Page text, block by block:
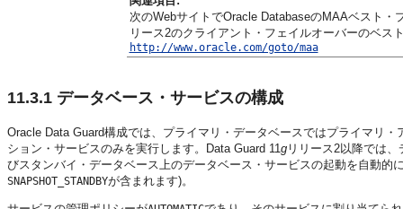
次のWebサイトでOracle DatabaseのMAAベスト・
リース2のクライアント・フェイルオーバーのベス
http://www.oracle.com/goto/maa
11.3.1 データベース・サービスの構成
Oracle Data Guard構成では、プライマリ・データベースではプライマリ
ション・サービスのみを実行します。Data Guard 11g リリース2以降では
びスタンバイ・データベース上のデータベース・サービスの起動を自動的
SNAPSHOT_STANDBYが含まれます)。